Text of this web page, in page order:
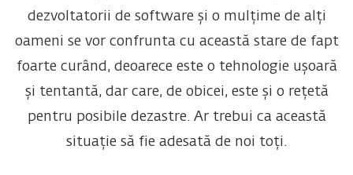
dezvoltatorii de software și o mulțime de alți
oameni se vor confrunta cu această stare de fapt
foarte curând, deoarece este o tehnologie ușoară
și tentantă, dar care, de obicei, este și o rețetă
pentru posibile dezastre. Ar trebui ca această
situație să fie adesată de noi toți.